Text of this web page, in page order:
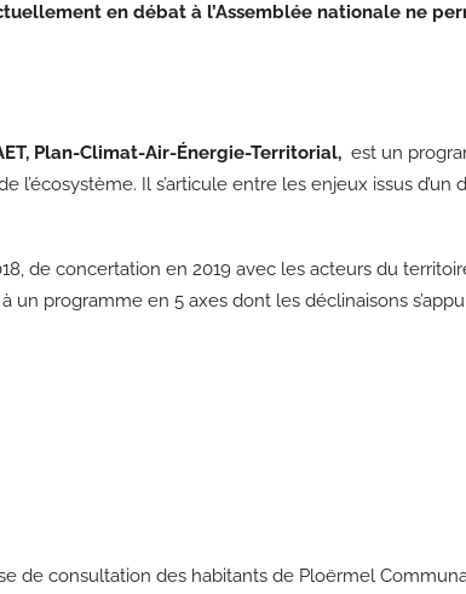
en débat à l’Assemblée nationale ne
Plan-Climat-Air-Énergie-Territorial, est un
Il s’articule entre les enjeux issus d’un
de concertation en 2019 avec les acteurs du
programme en 5 axes dont les déclinaisons
de consultation des habitants de Ploërmel